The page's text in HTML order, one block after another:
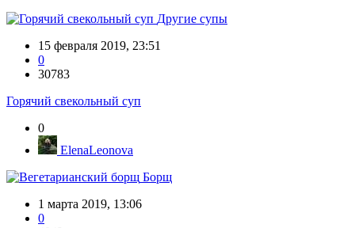
Другие супы
15 февраля 2019, 23:51
0
30783
Горячий свекольный суп
0
ElenaLeonova
Борщ
1 марта 2019, 13:06
0